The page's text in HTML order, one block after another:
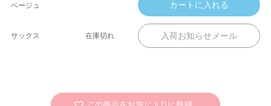
ベージュ
サックス 在庫切れ